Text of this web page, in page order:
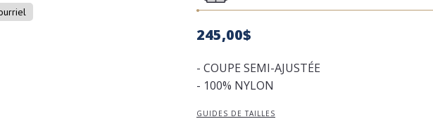
245,00$
- COUPE SEMI-AJUSTÉE
- 100% NYLON
GUIDES DE TAILLES